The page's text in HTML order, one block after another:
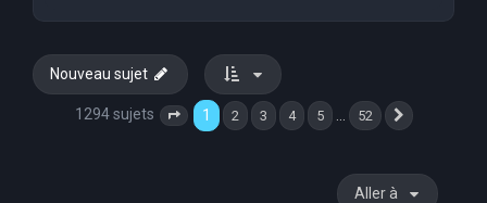
Nouveau sujet
1294 sujets Page 1 sur 52
1 2 3 4 5 52
Aller à